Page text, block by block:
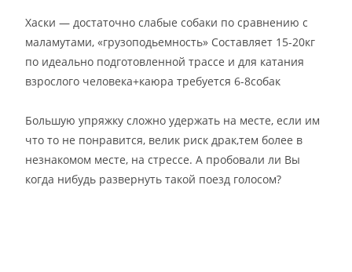
Хаски — достаточно слабые собаки по сравнению с
маламутами, «грузоподьемность» Составляет 15-20кг
по идеально подготовленной трассе и для катания
взрослого человека+каюра требуется 6-8собак
Большую упряжку сложно удержать на месте, если им
что то не понравится, велик риск драк,тем более в
незнакомом месте, на стрессе. А пробовали ли Вы
когда нибудь развернуть такой поезд голосом?